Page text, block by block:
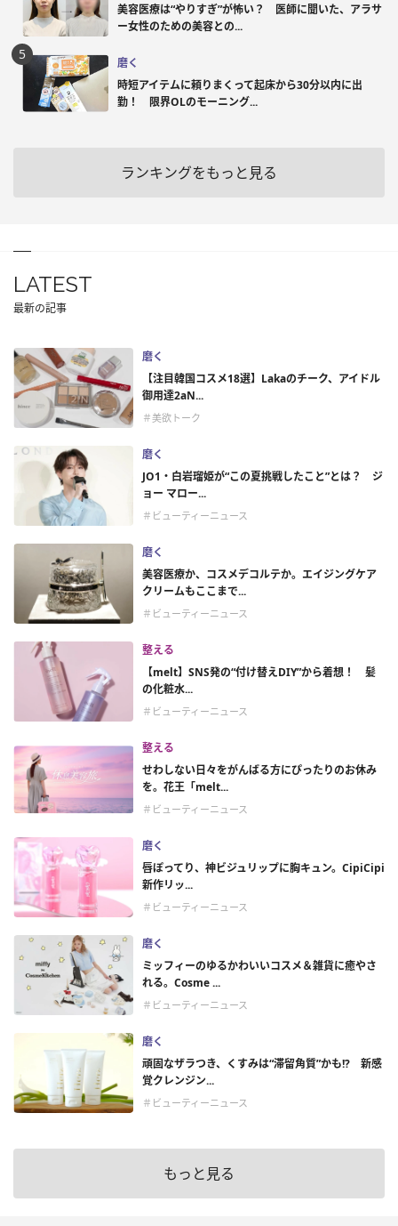
美容医療は“やりすぎ”が怖い？ 医師に聞いた、アラサ
ー女性のための美容との...
磨く
時短アイテムに頼りまくって起床から30分以内に出
勤！ 限界OLのモーニング...
ランキングをもっと見る
LATEST
最新の記事
磨く
【注目韓国コスメ18選】Lakaのチーク、アイドル
御用達2aN...
＃美欲トーク
磨く
JO1・白岩瑠姫が“この夏挑戦したこと”とは？ ジ
ョー マロー...
＃ビューティーニュース
磨く
美容医療か、コスメデコルテか。エイジングケア
クリームもここまで...
＃ビューティーニュース
整える
【melt】SNS発の“付け替えDIY”から着想！ 髪
の化粧水...
＃ビューティーニュース
整える
せわしない日々をがんばる方にぴったりのお休み
を。花王「melt...
＃ビューティーニュース
磨く
唇ぽってり、神ビジュリップに胸キュン。CipiCipi
新作リッ...
＃ビューティーニュース
磨く
ミッフィーのゆるかわいいコスメ＆雑貨に癒やさ
れる。Cosme ...
＃ビューティーニュース
磨く
頑固なザラつき、くすみは“滞留角質”かも!? 新感
覚クレンジン...
＃ビューティーニュース
もっと見る